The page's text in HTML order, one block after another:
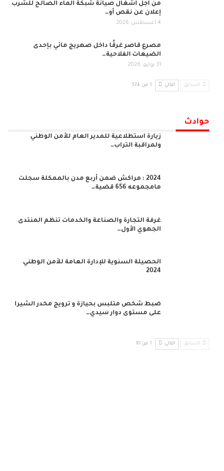
من أجل أشغال صيانة شبكة الماء الصالح للشرب
إعلان عن نقص أو…
4 أغسطس, 2026
مصرع قاصر غرقًا داخل صهريج مائي بإحدى
الضيعات الفلاحية…
31 يوليو, 2026
السابق التالي 1 من 574
حوادث
زيارة استطلاعية للمدير العام للأمن الوطني
ولمراقبة التراب…
2024 : مراكش ضمن أربع مدن بالممكلة سجلت
مامجموعه 656 قضية…
غرفة التجارة والصناعة والخدمات تنظم المنتدى
الجهوي الأول…
الحصيلة السنوية للإدارة العامة للأمن الوطني
2024
ضبط شخص متلبس بحيازة و ترويج مخدر الشيرا
على مستوى دوار سيدي…
السابق التالي 1 من 10